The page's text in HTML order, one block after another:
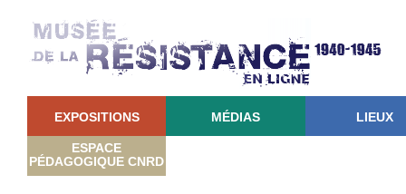
EXPOSITIONS MÉDIAS LIEUX
ESPACE
PÉDAGOGIQUE CNRD